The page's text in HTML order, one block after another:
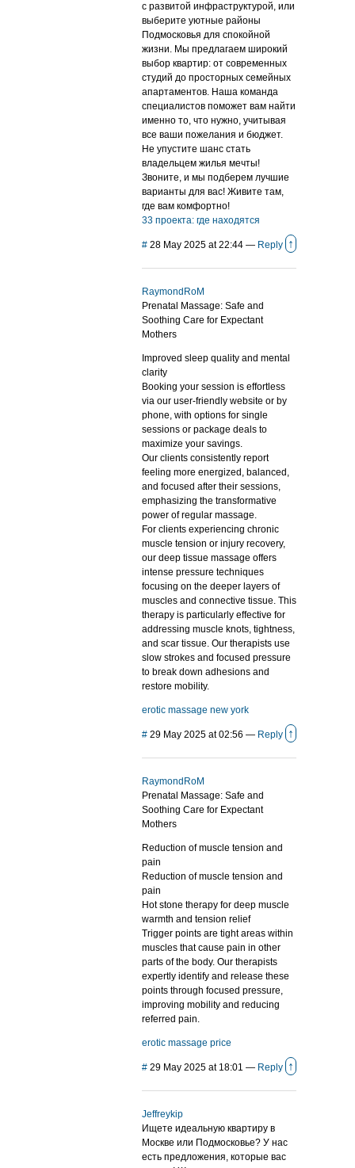
с развитой инфраструктурой, или
выберите уютные районы
Подмосковья для спокойной
жизни. Мы предлагаем широкий
выбор квартир: от современных
студий до просторных семейных
апартаментов. Наша команда
специалистов поможет вам найти
именно то, что нужно, учитывая
все ваши пожелания и бюджет.
Не упустите шанс стать
владельцем жилья мечты!
Звоните, и мы подберем лучшие
варианты для вас! Живите там,
где вам комфортно!
33 проекта: где находятся
# 28 May 2025 at 22:44 — Reply ↑
RaymondRoM
Prenatal Massage: Safe and
Soothing Care for Expectant
Mothers
Improved sleep quality and mental
clarity
Booking your session is effortless
via our user-friendly website or by
phone, with options for single
sessions or package deals to
maximize your savings.
Our clients consistently report
feeling more energized, balanced,
and focused after their sessions,
emphasizing the transformative
power of regular massage.
For clients experiencing chronic
muscle tension or injury recovery,
our deep tissue massage offers
intense pressure techniques
focusing on the deeper layers of
muscles and connective tissue. This
therapy is particularly effective for
addressing muscle knots, tightness,
and scar tissue. Our therapists use
slow strokes and focused pressure
to break down adhesions and
restore mobility.
erotic massage new york
# 29 May 2025 at 02:56 — Reply ↑
RaymondRoM
Prenatal Massage: Safe and
Soothing Care for Expectant
Mothers
Reduction of muscle tension and
pain
Reduction of muscle tension and
pain
Hot stone therapy for deep muscle
warmth and tension relief
Trigger points are tight areas within
muscles that cause pain in other
parts of the body. Our therapists
expertly identify and release these
points through focused pressure,
improving mobility and reducing
referred pain.
erotic massage price
# 29 May 2025 at 18:01 — Reply ↑
Jeffreykip
Ищете идеальную квартиру в
Москве или Подмосковье? У нас
есть предложения, которые вас